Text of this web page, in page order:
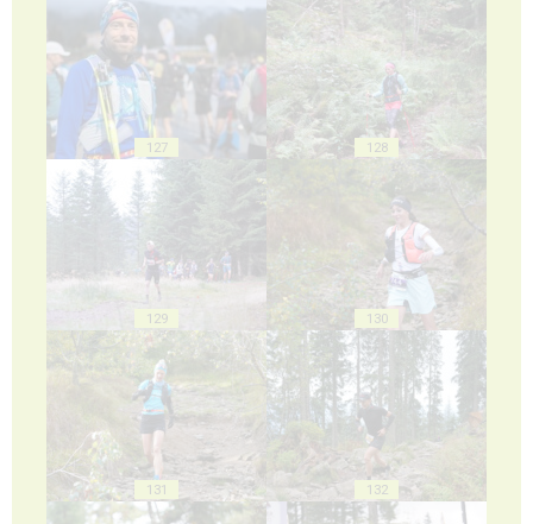
127 128
129 130
131 132